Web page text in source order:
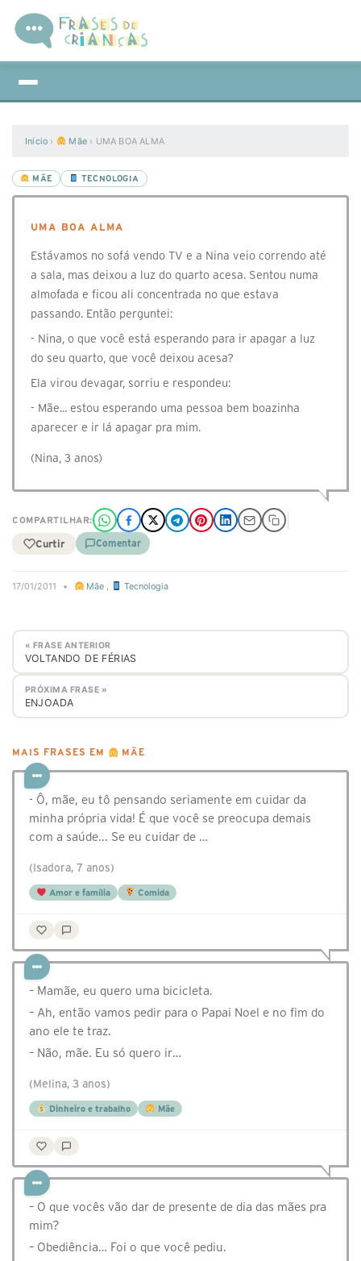
Início › Mãe › UMA BOA ALMA
MÃE TECNOLOGIA
UMA BOA ALMA
Estávamos no sofá vendo TV e a Nina veio correndo até
a sala, mas deixou a luz do quarto acesa. Sentou numa
almofada e ficou ali concentrada no que estava
passando. Então perguntei:
- Nina, o que você está esperando para ir apagar a luz
do seu quarto, que você deixou acesa?
Ela virou devagar, sorriu e respondeu:
- Mãe... estou esperando uma pessoa bem boazinha
aparecer e ir lá apagar pra mim.
(Nina, 3 anos)
COMPARTILHAR:
Curtir Comentar
17/01/2011 • Mãe , Tecnologia
« FRASE ANTERIOR
VOLTANDO DE FÉRIAS
PRÓXIMA FRASE »
ENJOADA
MAIS FRASES EM MÃE
- Ô, mãe, eu tô pensando seriamente em cuidar da
minha própria vida! É que você se preocupa demais
com a saúde... Se eu cuidar de …
(Isadora, 7 anos)
Amor e família Comida
– Mamãe, eu quero uma bicicleta.
– Ah, então vamos pedir para o Papai Noel e no fim do
ano ele te traz.
– Não, mãe. Eu só quero ir…
(Melina, 3 anos)
Dinheiro e trabalho Mãe
– O que vocês vão dar de presente de dia das mães pra
mim?
– Obediência… Foi o que você pediu.